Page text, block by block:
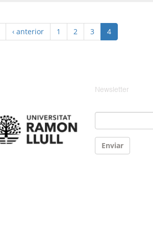
‹ anterior 1 2 3 4
Newsletter
Email
Enviar